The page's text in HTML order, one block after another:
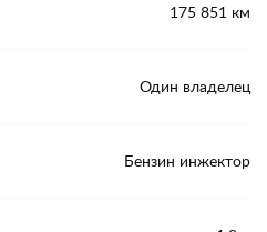
175 851 км
Один владелец
Бензин инжектор